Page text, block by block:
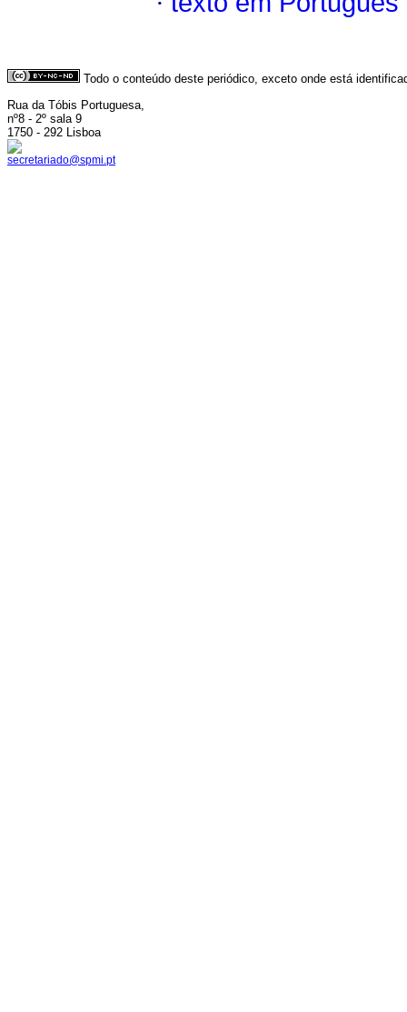
Todo o conteúdo deste periódico, exceto onde está
Rua da Tóbis Portuguesa,
nº8 - 2º sala 9
1750 - 292 Lisboa
secretariado@spmi.pt